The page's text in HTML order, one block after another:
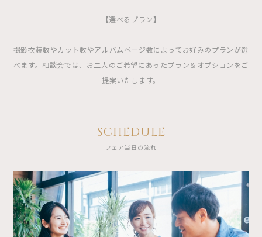
【選べるプラン】
撮影衣装数やカット数やアルバムページ数によってお好みのプランが選
べます。相談会では、お二人のご希望にあったプラン＆オプションをご
提案いたします。
SCHEDULE
フェア当日の流れ